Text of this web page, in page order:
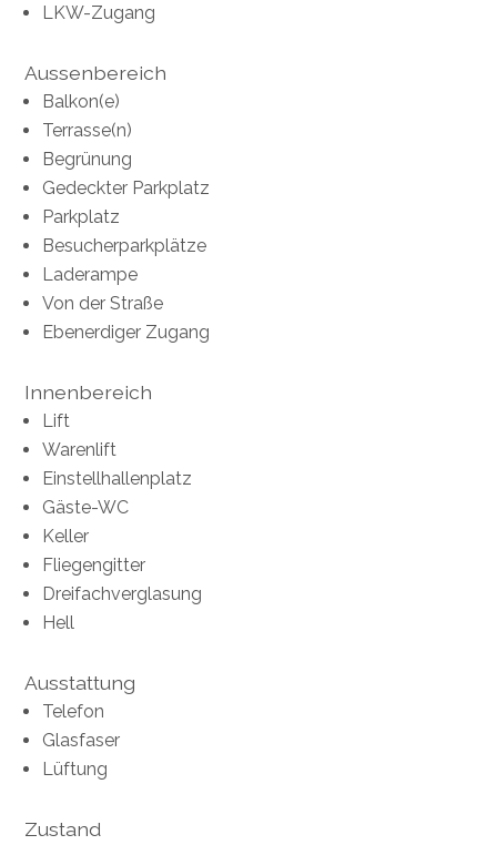
LKW-Zugang
Aussenbereich
Balkon(e)
Terrasse(n)
Begrünung
Gedeckter Parkplatz
Parkplatz
Besucherparkplätze
Laderampe
Von der Straße
Ebenerdiger Zugang
Innenbereich
Lift
Warenlift
Einstellhallenplatz
Gäste-WC
Keller
Fliegengitter
Dreifachverglasung
Hell
Ausstattung
Telefon
Glasfaser
Lüftung
Zustand